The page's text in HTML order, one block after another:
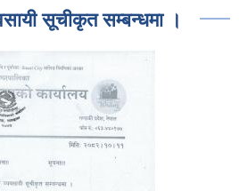
सूचीकृत सम्बन्धमा ।